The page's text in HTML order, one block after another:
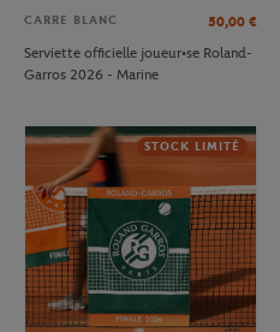
CARRE BLANC 50,00 €
Serviette officielle joueur•se Roland-
Garros 2026 - Marine
STOCK LIMITÉ